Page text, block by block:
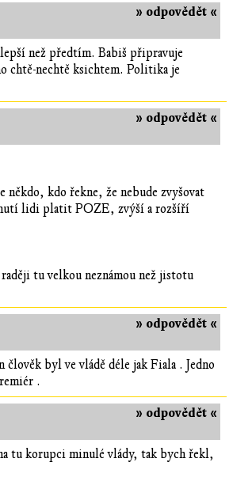
» odpovědět «
než předtím. Babiš připravuje
chtě-nechtě ksichtem. Politika je
» odpovědět «
kdo řekne, že nebude zvyšovat
nutí lidi platit POZE, zvýší a rozšíří
tu velkou neznámou než jistotu
» odpovědět «
člověk byl ve vládě déle jak Fiala . Jedno
.
» odpovědět «
tu korupci minulé vlády, tak bych řekl,